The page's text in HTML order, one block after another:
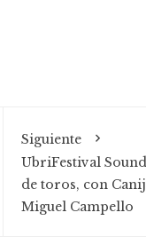
Siguiente
UbriFestival
de toros, con
Miguel Campello